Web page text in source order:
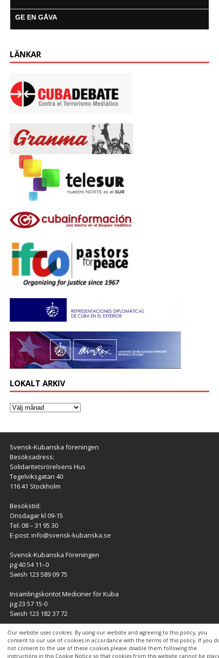
Our website uses cookies. By using our website and agreeing to this policy, you
consent to our use of cookies in accordance with the terms of this policy. If you
not consent to the use of these cookies please disable them following the
instructions in this Cookie Notice so that cookies from this website cannot be
GE EN GÅVA
LÄNKAR
LOKALT ARKIV
Svensk-Kubanska föreningen
Besöksadress:
Solidaritetsrörelsens Hus
Tegelviksgatan 40
116 41 Stockholm
Besökstid:
Onsdagar kl 09-15
Tel: 08 – 31 95 30
E-post: info@svensk-kubanska.se
Svensk-Kubanska Föreningen
pg 40 54 11–0
Swish 123 589 09 75
Insamlingskontot Mediciner för Kuba
pg 23 57 15-0
Swish 123 182 37 72
KONTAKT
Kontaktuppgifter